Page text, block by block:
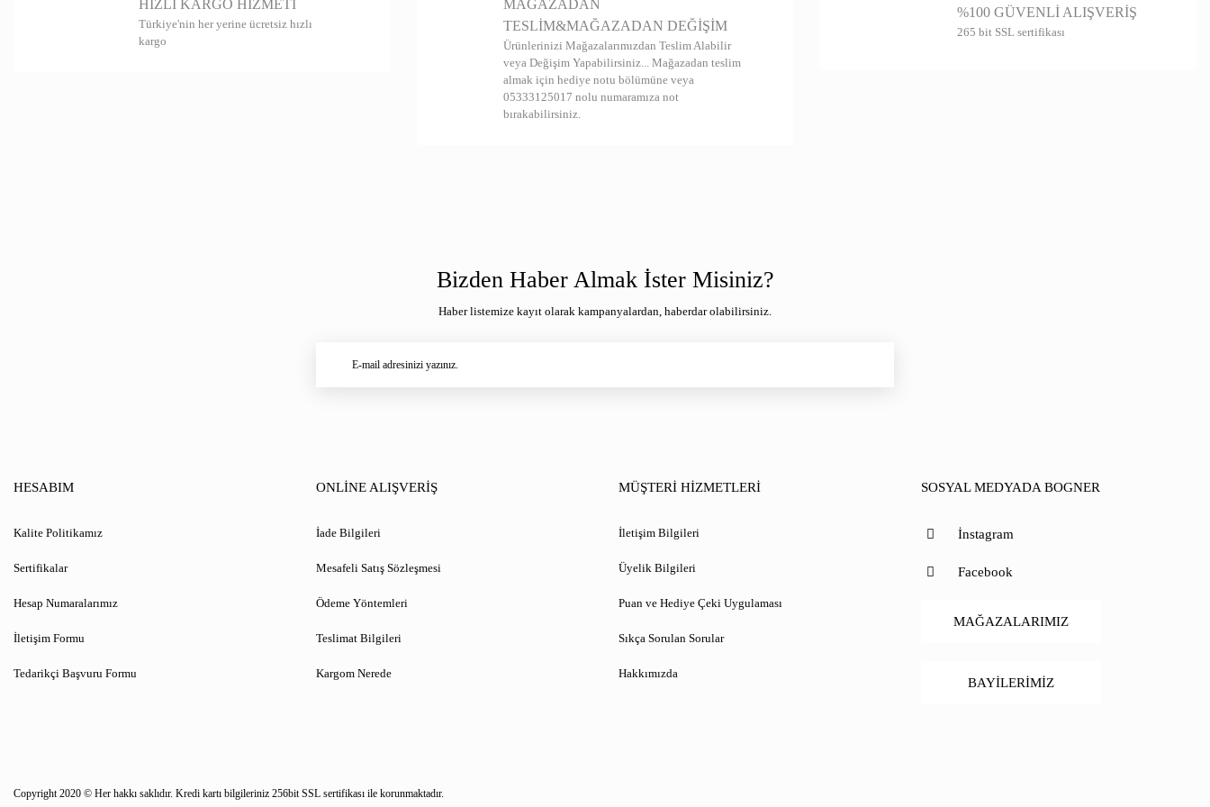
HIZLI KARGO HİZMETİ
Türkiye'nin her yerine ücretsiz hızlı
kargo
MAĞAZADAN
TESLİM&MAĞAZADAN DEĞİŞİM
Ürünlerinizi Mağazalarımızdan Teslim Alabilir
veya Değişim Yapabilirsiniz... Mağazadan teslim
almak için hediye notu bölümüne veya
05333125017 nolu numaramıza not
bırakabilirsiniz.
%100 GÜVENLİ ALIŞVERİŞ
265 bit SSL sertifikası
Bizden Haber Almak İster Misiniz?
Haber listemize kayıt olarak kampanyalardan, haberdar olabilirsiniz.
HESABIM
Kalite Politikamız
Sertifikalar
Hesap Numaralarımız
İletişim Formu
Tedarikçi Başvuru Formu
ONLİNE ALIŞVERİŞ
İade Bilgileri
Mesafeli Satış Sözleşmesi
Ödeme Yöntemleri
Teslimat Bilgileri
Kargom Nerede
MÜŞTERİ HİZMETLERİ
İletişim Bilgileri
Üyelik Bilgileri
Puan ve Hediye Çeki Uygulaması
Sıkça Sorulan Sorular
Hakkımızda
SOSYAL MEDYADA BOGNER
İnstagram
Facebook
MAĞAZALARIMIZ
BAYİLERİMİZ
Copyright 2020 © Her hakkı saklıdır. Kredi kartı bilgileriniz 256bit SSL sertifikası ile korunmaktadır.